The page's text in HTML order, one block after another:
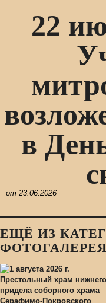
22
в
от 23.06.2026
ЕЩЁ ИЗ
ФОТОГАЛЕРЕЯ